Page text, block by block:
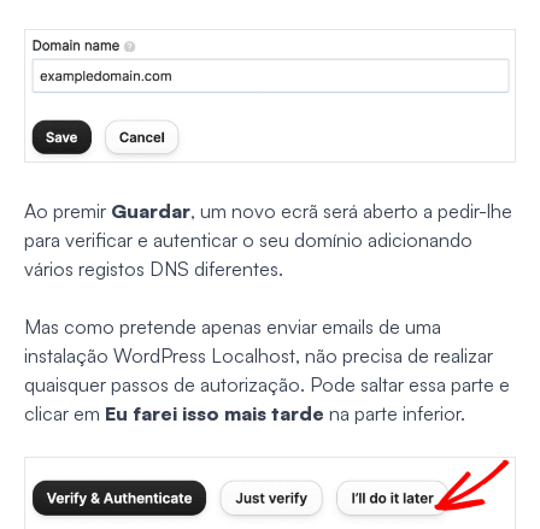
Ao premir Guardar, um novo ecrã será aberto a pedir-lhe
para verificar e autenticar o seu domínio adicionando
vários registos DNS diferentes.
Mas como pretende apenas enviar emails de uma
instalação WordPress Localhost, não precisa de realizar
quaisquer passos de autorização. Pode saltar essa parte e
clicar em Eu farei isso mais tarde na parte inferior.